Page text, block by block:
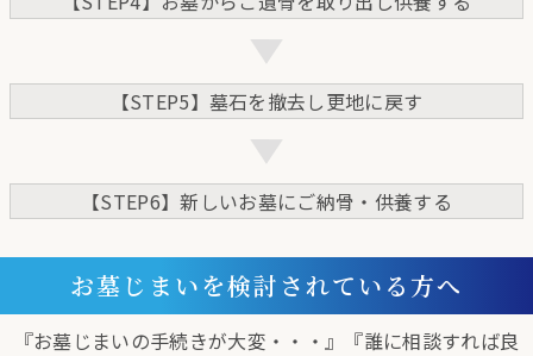
【STEP5】墓石を撤去し更地に戻す
【STEP6】新しいお墓にご納骨・供養する
お墓じまいを検討されている方へ
『お墓じまいの手続きが大変・・・』『誰に相談すれば良